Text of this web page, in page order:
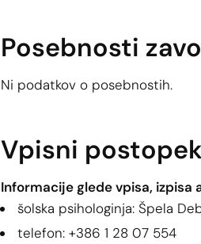
Posebnosti
Ni podatkov o posebnostih.
Vpisni
Informacije glede vpisa, izpisa
šolska psihologinja: Špela
telefon: +386 1 28 07 554